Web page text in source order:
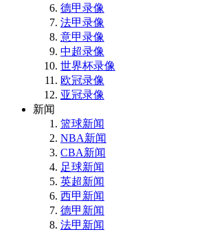
德甲录像
法甲录像
意甲录像
中超录像
世界杯录像
欧冠录像
亚冠录像
新闻
篮球新闻
NBA新闻
CBA新闻
足球新闻
英超新闻
西甲新闻
德甲新闻
法甲新闻